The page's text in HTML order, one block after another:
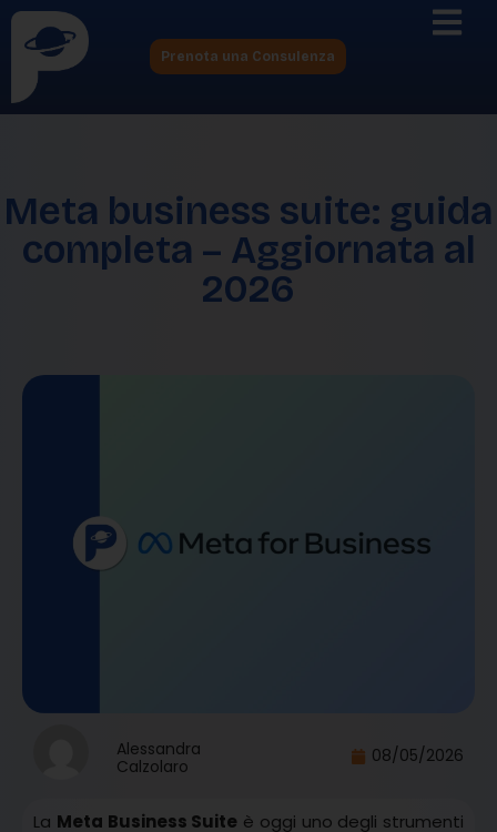
Prenota una Consulenza
Meta business suite: guida
completa – Aggiornata al
2026
Alessandra
Calzolaro
08/05/2026
La Meta Business Suite è oggi uno degli strumenti